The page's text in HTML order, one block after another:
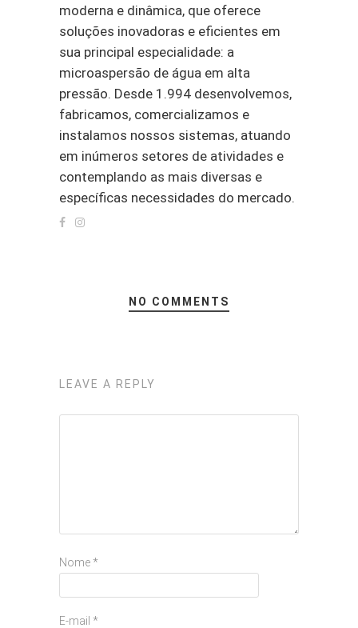
moderna e dinâmica, que oferece
soluções inovadoras e eficientes em
sua principal especialidade: a
microaspersão de água em alta
pressão. Desde 1.994 desenvolvemos,
fabricamos, comercializamos e
instalamos nossos sistemas, atuando
em inúmeros setores de atividades e
contemplando as mais diversas e
específicas necessidades do mercado.
NO COMMENTS
LEAVE A REPLY
Nome *
E-mail *